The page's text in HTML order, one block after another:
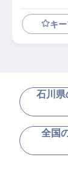
キ
石川県
全国